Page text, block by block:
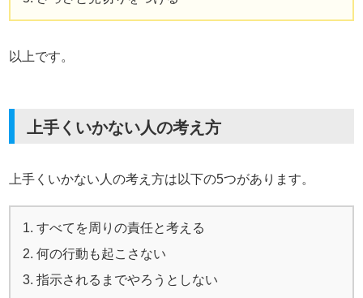
以上です。
上手くいかない人の考え方
上手くいかない人の考え方は以下の5つがあります。
すべてを周りの責任と考える
何の行動も起こさない
指示されるまでやろうとしない